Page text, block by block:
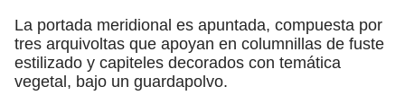
La portada meridional es apuntada, compuesta por
tres arquivoltas que apoyan en columnillas de fuste
estilizado y capiteles decorados con temática
vegetal, bajo un guardapolvo.